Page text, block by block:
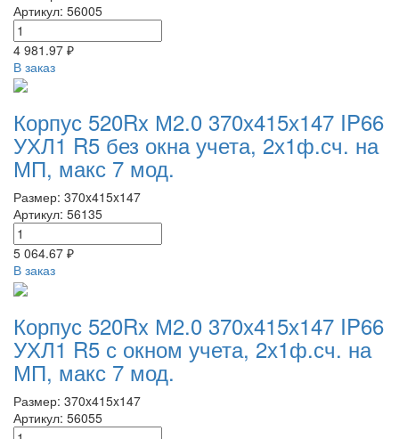
Артикул: 56005
4 981.97 ₽
В заказ
Корпус 520Rx М2.0 370х415х147 IP66
УХЛ1 R5 без окна учета, 2х1ф.сч. на
МП, макс 7 мод.
Размер: 370x415x147
Артикул: 56135
5 064.67 ₽
В заказ
Корпус 520Rx М2.0 370х415х147 IP66
УХЛ1 R5 с окном учета, 2х1ф.сч. на
МП, макс 7 мод.
Размер: 370x415x147
Артикул: 56055